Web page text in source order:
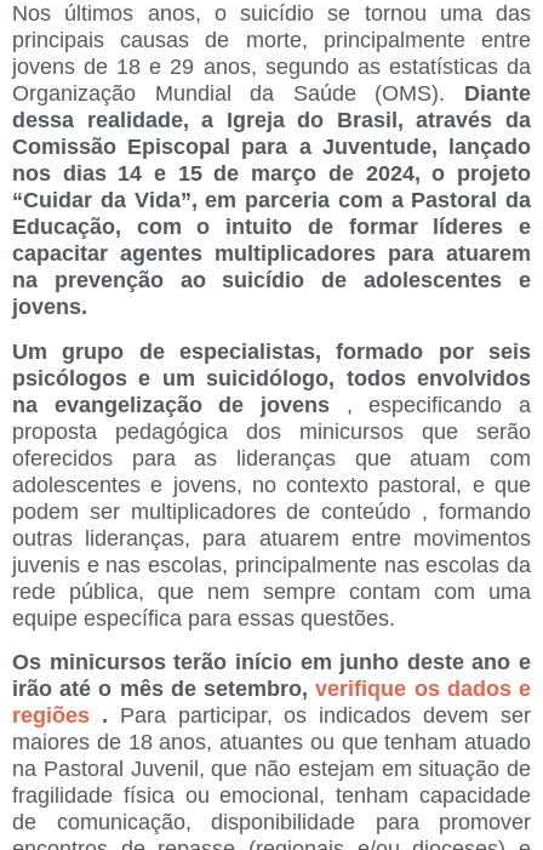
Nos últimos anos, o suicídio se tornou uma das
principais causas de morte, principalmente entre
jovens de 18 e 29 anos, segundo as estatísticas da
Organização Mundial da Saúde (OMS). Diante
dessa realidade, a Igreja do Brasil, através da
Comissão Episcopal para a Juventude, lançado
nos dias 14 e 15 de março de 2024, o projeto
“Cuidar da Vida”, em parceria com a Pastoral da
Educação, com o intuito de formar líderes e
capacitar agentes multiplicadores para atuarem
na prevenção ao suicídio de adolescentes e
jovens.
Um grupo de especialistas, formado por seis
psicólogos e um suicidólogo, todos envolvidos
na evangelização de jovens , especificando a
proposta pedagógica dos minicursos que serão
oferecidos para as lideranças que atuam com
adolescentes e jovens, no contexto pastoral, e que
podem ser multiplicadores de conteúdo , formando
outras lideranças, para atuarem entre movimentos
juvenis e nas escolas, principalmente nas escolas da
rede pública, que nem sempre contam com uma
equipe específica para essas questões.
Os minicursos terão início em junho deste ano e
irão até o mês de setembro,verifique os dados e
regiões . Para participar, os indicados devem ser
maiores de 18 anos, atuantes ou que tenham atuado
na Pastoral Juvenil, que não estejam em situação de
fragilidade física ou emocional, tenham capacidade
de comunicação, disponibilidade para promover